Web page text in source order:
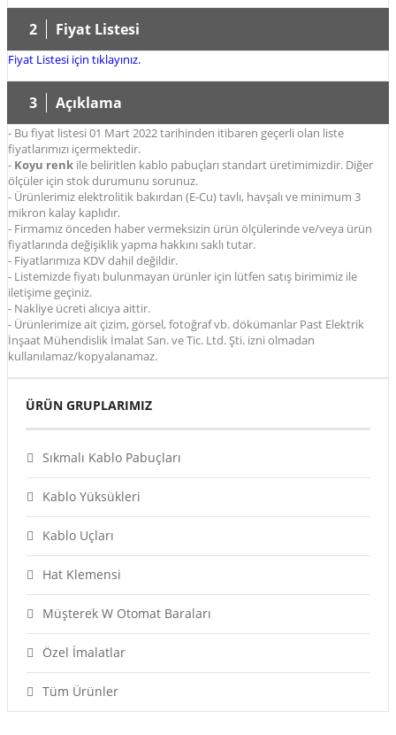
2 Fiyat Listesi
Fiyat Listesi için tıklayınız.
3 Açıklama
- Bu fiyat listesi 01 Mart 2022 tarihinden itibaren geçerli olan liste
fiyatlarımızı içermektedir.
- Koyu renk ile beliritlen kablo pabuçları standart üretimimizdir. Diğer
ölçüler için stok durumunu sorunuz.
- Ürünlerimiz elektrolitik bakırdan (E-Cu) tavlı, havşalı ve minimum 3
mikron kalay kaplıdır.
- Firmamız önceden haber vermeksizin ürün ölçülerinde ve/veya ürün
fiyatlarında değişiklik yapma hakkını saklı tutar.
- Fiyatlarımıza KDV dahil değildir.
- Listemizde fiyatı bulunmayan ürünler için lütfen satış birimimiz ile
iletişime geçiniz.
- Nakliye ücreti alıcıya aittir.
- Ürünlerimize ait çizim, görsel, fotoğraf vb. dökümanlar Past Elektrik
İnşaat Mühendislik İmalat San. ve Tic. Ltd. Şti. izni olmadan
kullanılamaz/kopyalanamaz.
ÜRÜN GRUPLARIMIZ
Sıkmalı Kablo Pabuçları
Kablo Yüksükleri
Kablo Uçları
Hat Klemensi
Müşterek W Otomat Baraları
Özel İmalatlar
Tüm Ürünler